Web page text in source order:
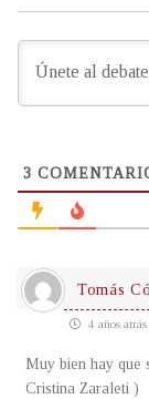
3
Tomás
4 años atrás
Muy bien hay que
Cristina Zaraleti )